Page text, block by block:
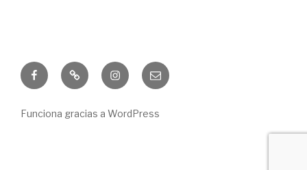
FacebookFreebie InstagramCorreo
electrónico
Funciona gracias a WordPress